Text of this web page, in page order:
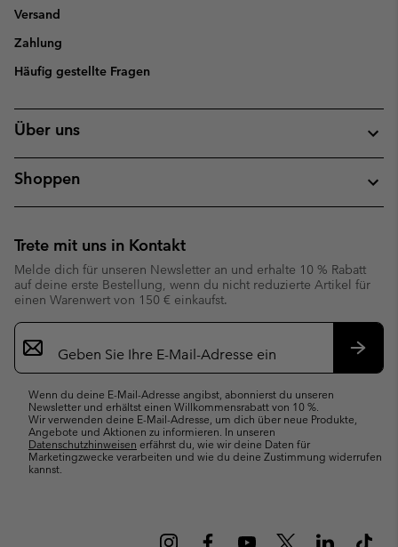
Versand
Zahlung
Häufig gestellte Fragen
Über uns
Shoppen
Trete mit uns in Kontakt
Melde dich für unseren Newsletter an und erhalte 10 % Rabatt
auf deine erste Bestellung, wenn du nicht reduzierte Artikel für
einen Warenwert von 150 € einkaufst.
Newsletter-
Anmeldung
Wenn du deine E-Mail-Adresse angibst, abonnierst du unseren
Newsletter und erhältst einen Willkommensrabatt von 10 %.
Wir verwenden deine E-Mail-Adresse, um dich über neue Produkte,
Angebote und Aktionen zu informieren. In unseren
Datenschutzhinweisen erfährst du, wie wir deine Daten für
Marketingzwecke verarbeiten und wie du deine Zustimmung widerrufen
kannst.